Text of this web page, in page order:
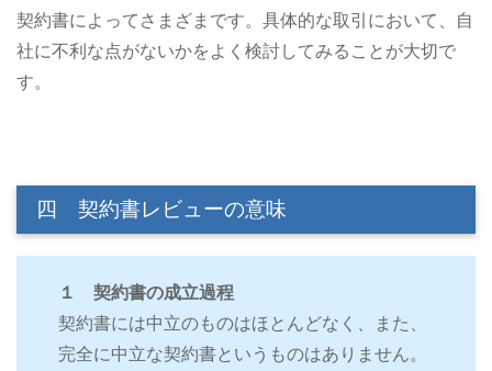
契約書によってさまざまです。具体的な取引において、自
社に不利な点がないかをよく検討してみることが大切で
す。
四 契約書レビューの意味
１ 契約書の成立過程
契約書には中立のものはほとんどなく、また、
完全に中立な契約書というものはありません。